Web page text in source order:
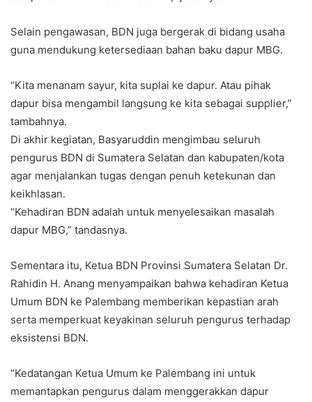
Selain pengawasan, BDN juga bergerak di bidang usaha
guna mendukung ketersediaan bahan baku dapur MBG.
“Kita menanam sayur, kita suplai ke dapur. Atau pihak
dapur bisa mengambil langsung ke kita sebagai supplier,”
tambahnya.
Di akhir kegiatan, Basyaruddin mengimbau seluruh
pengurus BDN di Sumatera Selatan dan kabupaten/kota
agar menjalankan tugas dengan penuh ketekunan dan
keikhlasan.
“Kehadiran BDN adalah untuk menyelesaikan masalah
dapur MBG,” tandasnya.
Sementara itu, Ketua BDN Provinsi Sumatera Selatan Dr.
Rahidin H. Anang menyampaikan bahwa kehadiran Ketua
Umum BDN ke Palembang memberikan kepastian arah
serta memperkuat keyakinan seluruh pengurus terhadap
eksistensi BDN.
“Kedatangan Ketua Umum ke Palembang ini untuk
memantapkan pengurus dalam menggerakkan dapur